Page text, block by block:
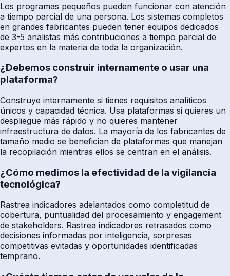
Los programas pequeños pueden funcionar con atención
a tiempo parcial de una persona. Los sistemas completos
en grandes fabricantes pueden tener equipos dedicados
de 3-5 analistas más contribuciones a tiempo parcial de
expertos en la materia de toda la organización.
¿Debemos construir internamente o usar una
plataforma?
Construye internamente si tienes requisitos analíticos
únicos y capacidad técnica. Usa plataformas si quieres un
despliegue más rápido y no quieres mantener
infraestructura de datos. La mayoría de los fabricantes de
tamaño medio se benefician de plataformas que manejan
la recopilación mientras ellos se centran en el análisis.
¿Cómo medimos la efectividad de la vigilancia
tecnológica?
Rastrea indicadores adelantados como completitud de
cobertura, puntualidad del procesamiento y engagement
de stakeholders. Rastrea indicadores retrasados como
decisiones informadas por inteligencia, sorpresas
competitivas evitadas y oportunidades identificadas
temprano.